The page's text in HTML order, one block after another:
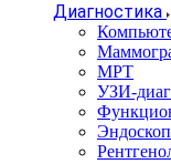
Диагностика
МРТ
УЗИ-